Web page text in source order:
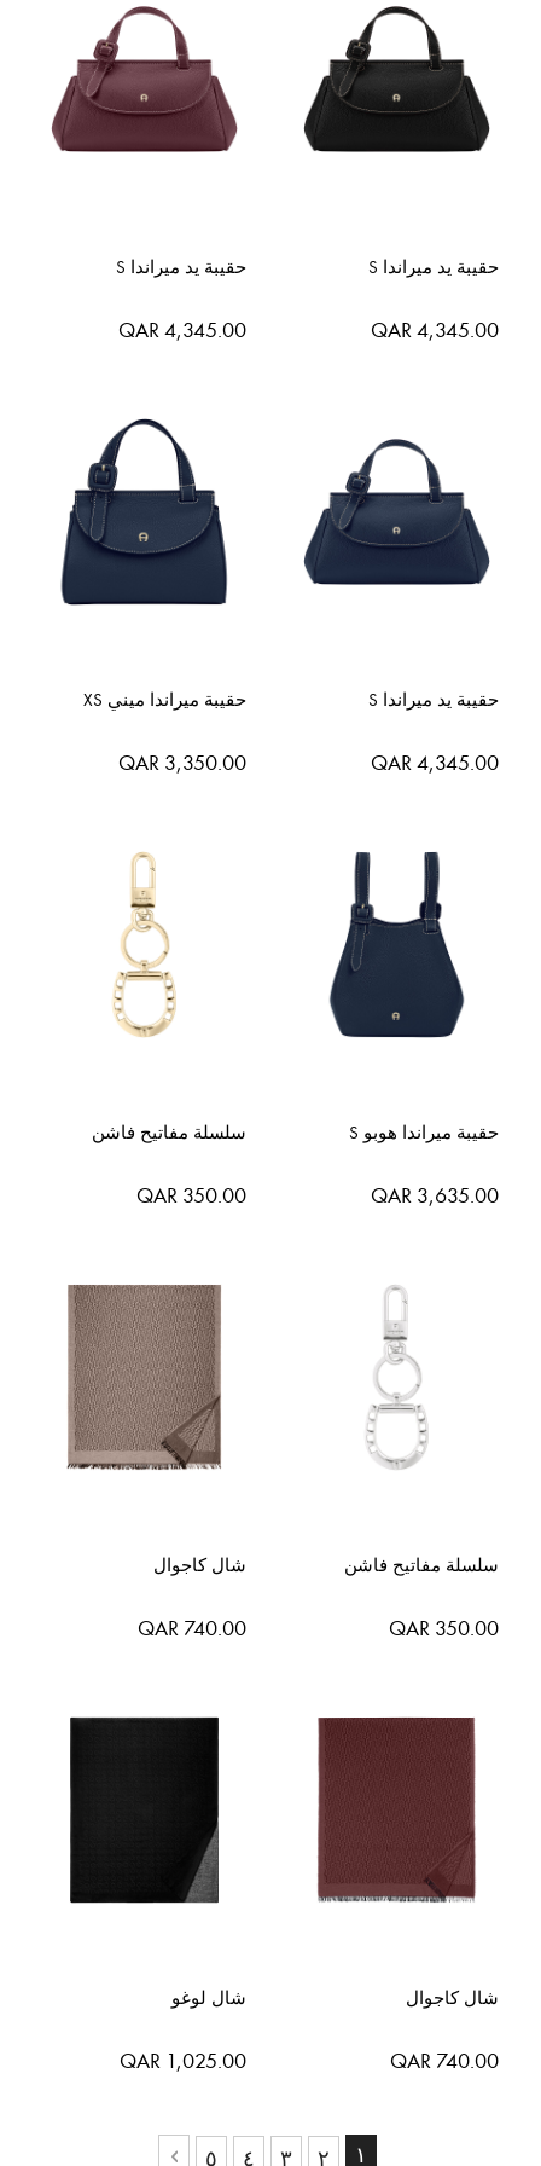
حقيبة يد ميراندا S
QAR 4,345.00
حقيبة يد ميراندا S
QAR 4,345.00
حقيبة يد ميراندا S
QAR 4,345.00
حقيبة ميراندا ميني XS
QAR 3,350.00
حقيبة ميراندا هوبو S
QAR 3,635.00
سلسلة مفاتيح فاشن
QAR 350.00
سلسلة مفاتيح فاشن
QAR 350.00
شال كاجوال
QAR 740.00
شال كاجوال
QAR 740.00
شال لوغو
QAR 1,025.00
حاليا انت تقرأ الصفحة
١ حقيبة٢ حقيبة٣ حقيبة٤ حقيبة٥